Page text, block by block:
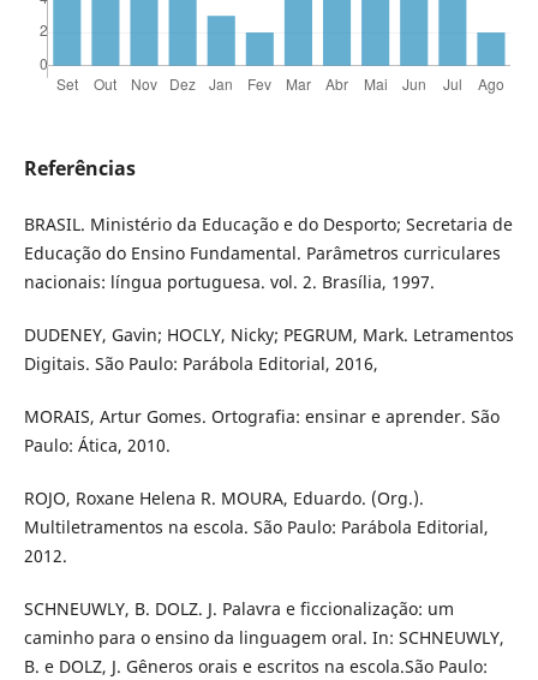
Referências
BRASIL. Ministério da Educação e do Desporto; Secretaria de
Educação do Ensino Fundamental. Parâmetros curriculares
nacionais: língua portuguesa. vol. 2. Brasília, 1997.
DUDENEY, Gavin; HOCLY, Nicky; PEGRUM, Mark. Letramentos
Digitais. São Paulo: Parábola Editorial, 2016,
MORAIS, Artur Gomes. Ortografia: ensinar e aprender. São
Paulo: Ática, 2010.
ROJO, Roxane Helena R. MOURA, Eduardo. (Org.).
Multiletramentos na escola. São Paulo: Parábola Editorial,
2012.
SCHNEUWLY, B. DOLZ. J. Palavra e ficcionalização: um
caminho para o ensino da linguagem oral. In: SCHNEUWLY,
B. e DOLZ, J. Gêneros orais e escritos na escola.São Paulo: